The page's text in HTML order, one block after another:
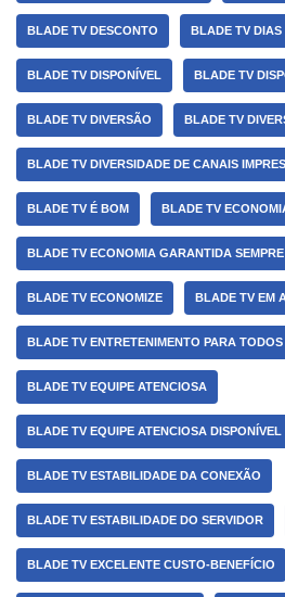
BLADE TV DESCONTO BLADE TV DIAS
BLADE TV DISPONÍVEL BLADE TV
BLADE TV DIVERSÃO BLADE TV
BLADE TV DIVERSIDADE DE CANAIS
BLADE TV É BOM BLADE TV
BLADE TV ECONOMIA GARANTIDA SEMPRE
BLADE TV ECONOMIZE BLADE TV EM
BLADE TV ENTRETENIMENTO PARA TODOS
BLADE TV EQUIPE ATENCIOSA
BLADE TV EQUIPE ATENCIOSA DISPONÍVEL
BLADE TV ESTABILIDADE DA CONEXÃO
BLADE TV ESTABILIDADE DO SERVIDOR
BLADE TV EXCELENTE CUSTO-BENEFÍCIO